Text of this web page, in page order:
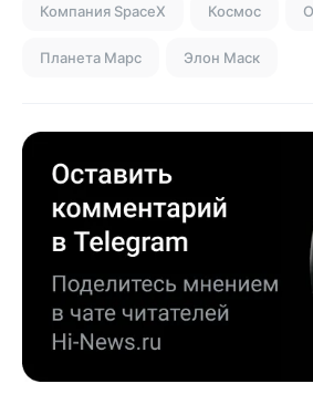
Компания SpaceX Космос
Планета Марс Элон Маск